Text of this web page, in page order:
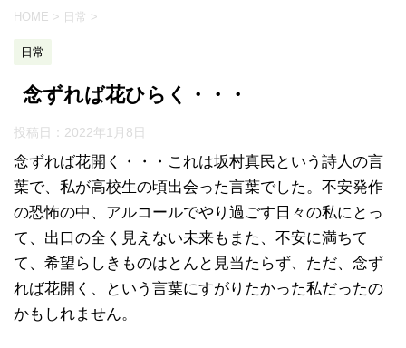
HOME > 日常 >
日常
念ずれば花ひらく・・・
投稿日： 2022年1月8日
念ずれば花開く・・・これは坂村真民という詩人の言
葉で、私が高校生の頃出会った言葉でした。不安発作
の恐怖の中、アルコールでやり過ごす日々の私にとっ
て、出口の全く見えない未来もまた、不安に満ちて
て、希望らしきものはとんと見当たらず、ただ、念ず
れば花開く、という言葉にすがりたかった私だったの
かもしれません。